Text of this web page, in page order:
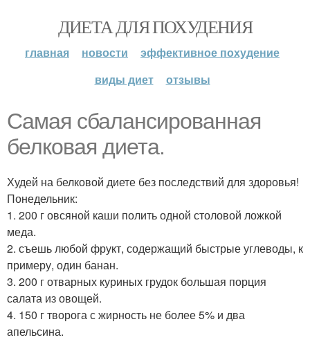
ДИЕТА ДЛЯ ПОХУДЕНИЯ
главная новости
эффективное похудение
виды диет
отзывы
Самая сбалансированная
белковая диета.
Худей на белковой диете без последствий для здоровья!
Понедельник:
1. 200 г овсяной каши полить одной столовой ложкой
меда.
2. съешь любой фрукт, содержащий быстрые углеводы, к
примеру, один банан.
3. 200 г отварных куриных грудок большая порция
салата из овощей.
4. 150 г творога с жирность не более 5% и два
апельсина.